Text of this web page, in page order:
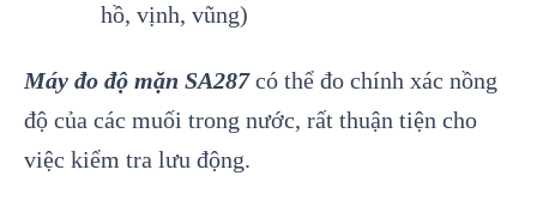
hồ, vịnh, vũng)
Máy đo độ mặn SA287có thể đo chính xác nồng
độ của các muối trong nước, rất thuận tiện cho
việc kiểm tra lưu động.